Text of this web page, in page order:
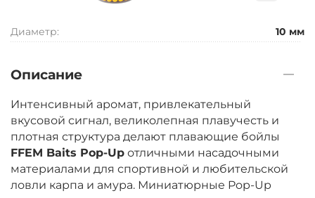
Диаметр: 10 мм
Описание
Интенсивный аромат, привлекательный
вкусовой сигнал, великолепная плавучесть и
плотная структура делают плавающие бойлы
FFEM Baits Pop-Up отличными насадочными
материалами для спортивной и любительской
ловли карпа и амура. Миниатюрные Pop-Up